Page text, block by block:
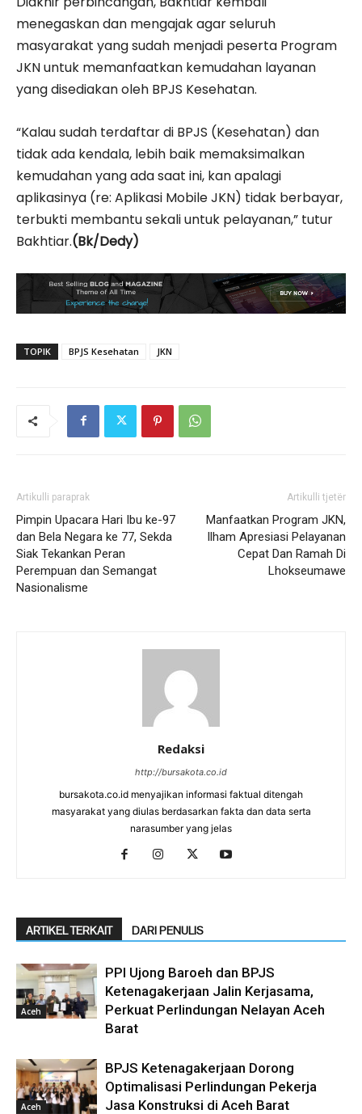
menegaskan dan mengajak agar seluruh
masyarakat yang sudah menjadi peserta Program
JKN untuk memanfaatkan kemudahan layanan
yang disediakan oleh BPJS Kesehatan.
“Kalau sudah terdaftar di BPJS (Kesehatan) dan
tidak ada kendala, lebih baik memaksimalkan
kemudahan yang ada saat ini, kan apalagi
aplikasinya (re: Aplikasi Mobile JKN) tidak berbayar,
terbukti membantu sekali untuk pelayanan,” tutur
Bakhtiar.(Bk/Dedy)
TOPIK BPJS Kesehatan JKN
Artikulli paraprak
Pimpin Upacara Hari Ibu ke-97
dan Bela Negara ke 77, Sekda
Siak Tekankan Peran
Perempuan dan Semangat
Nasionalisme
Artikulli tjetër
Manfaatkan Program JKN,
Ilham Apresiasi Pelayanan
Cepat Dan Ramah Di
Lhokseumawe
Redaksi
http://bursakota.co.id
bursakota.co.id menyajikan informasi faktual ditengah
masyarakat yang diulas berdasarkan fakta dan data serta
narasumber yang jelas
ARTIKEL TERKAIT DARI PENULIS
Aceh
PPI Ujong Baroeh dan BPJS
Ketenagakerjaan Jalin Kerjasama,
Perkuat Perlindungan Nelayan Aceh
Barat
Aceh
BPJS Ketenagakerjaan Dorong
Optimalisasi Perlindungan Pekerja
Jasa Konstruksi di Aceh Barat